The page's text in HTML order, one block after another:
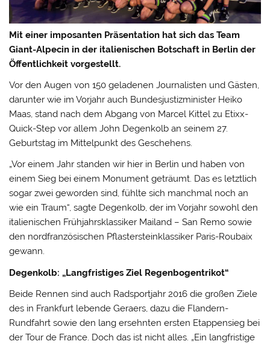
Mit einer imposanten Präsentation hat sich das Team
Giant-Alpecin in der italienischen Botschaft in Berlin der
Öffentlichkeit vorgestellt.
Vor den Augen von 150 geladenen Journalisten und Gästen,
darunter wie im Vorjahr auch Bundesjustizminister Heiko
Maas, stand nach dem Abgang von Marcel Kittel zu Etixx-
Quick-Step vor allem John Degenkolb an seinem 27.
Geburtstag im Mittelpunkt des Geschehens.
„Vor einem Jahr standen wir hier in Berlin und haben von
einem Sieg bei einem Monument geträumt. Das es letztlich
sogar zwei geworden sind, fühlte sich manchmal noch an
wie ein Traum“, sagte Degenkolb, der im Vorjahr sowohl den
italienischen Frühjahrsklassiker Mailand – San Remo sowie
den nordfranzösischen Pflastersteinklassiker Paris-Roubaix
gewann.
Degenkolb: „Langfristiges Ziel Regenbogentrikot“
Beide Rennen sind auch Radsportjahr 2016 die großen Ziele
des in Frankfurt lebende Geraers, dazu die Flandern-
Rundfahrt sowie den lang ersehnten ersten Etappensieg bei
der Tour de France. Doch das ist nicht alles. „Ein langfristige